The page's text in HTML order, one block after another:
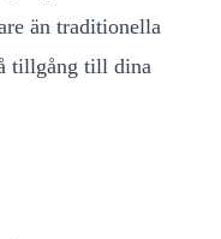
än traditionella
tillgång till dina